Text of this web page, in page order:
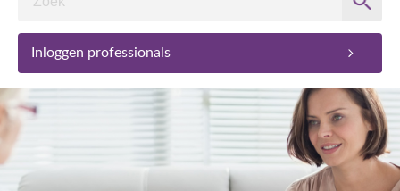
Inloggen professionals